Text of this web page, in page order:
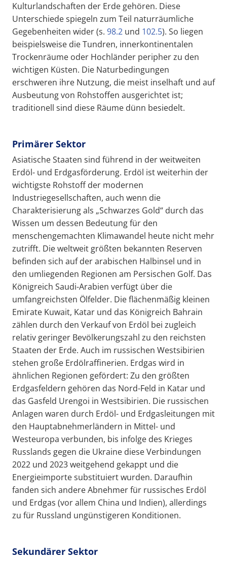
Kulturlandschaften der Erde gehören. Diese
Unterschiede spiegeln zum Teil naturräumliche
Gegebenheiten wider (s. 98.2 und 102.5). So liegen
beispielsweise die Tundren, innerkontinentalen
Trockenräume oder Hochländer peripher zu den
wichtigen Küsten. Die Naturbedingungen
erschweren ihre Nutzung, die meist inselhaft und auf
Ausbeutung von Rohstoffen ausgerichtet ist;
traditionell sind diese Räume dünn besiedelt.
Primärer Sektor
Asiatische Staaten sind führend in der weitweiten
Erdöl- und Erdgasförderung. Erdöl ist weiterhin der
wichtigste Rohstoff der modernen
Industriegesellschaften, auch wenn die
Charakterisierung als „Schwarzes Gold“ durch das
Wissen um dessen Bedeutung für den
menschengemachten Klimawandel heute nicht mehr
zutrifft. Die weltweit größten bekannten Reserven
befinden sich auf der arabischen Halbinsel und in
den umliegenden Regionen am Persischen Golf. Das
Königreich Saudi-Arabien verfügt über die
umfangreichsten Ölfelder. Die flächenmäßig kleinen
Emirate Kuwait, Katar und das Königreich Bahrain
zählen durch den Verkauf von Erdöl bei zugleich
relativ geringer Bevölkerungszahl zu den reichsten
Staaten der Erde. Auch im russischen Westsibirien
stehen große Erdölraffinerien. Erdgas wird in
ähnlichen Regionen gefördert: Zu den größten
Erdgasfeldern gehören das Nord-Feld in Katar und
das Gasfeld Urengoi in Westsibirien. Die russischen
Anlagen waren durch Erdöl- und Erdgasleitungen mit
den Hauptabnehmerländern in Mittel- und
Westeuropa verbunden, bis infolge des Krieges
Russlands gegen die Ukraine diese Verbindungen
2022 und 2023 weitgehend gekappt und die
Energieimporte substituiert wurden. Daraufhin
fanden sich andere Abnehmer für russisches Erdöl
und Erdgas (vor allem China und Indien), allerdings
zu für Russland ungünstigeren Konditionen.
Sekundärer Sektor